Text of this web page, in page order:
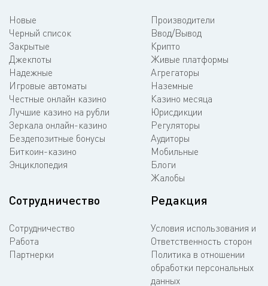
Новые
Черный список
Закрытые
Джекпоты
Надежные
Игровые автоматы
Честные онлайн казино
Лучшие казино на рубли
Зеркала онлайн-казино
Бездепозитные бонусы
Биткоин-казино
Энциклопедия
Производители
Ввод/Вывод
Крипто
Живые платформы
Агрегаторы
Наземные
Казино месяца
Юрисдикции
Регуляторы
Аудиторы
Мобильные
Блоги
Жалобы
Сотрудничество
Сотрудничество
Работа
Партнерки
Редакция
Условия использования и
Ответственность сторон
Политика в отношении
обработки персональных
данных